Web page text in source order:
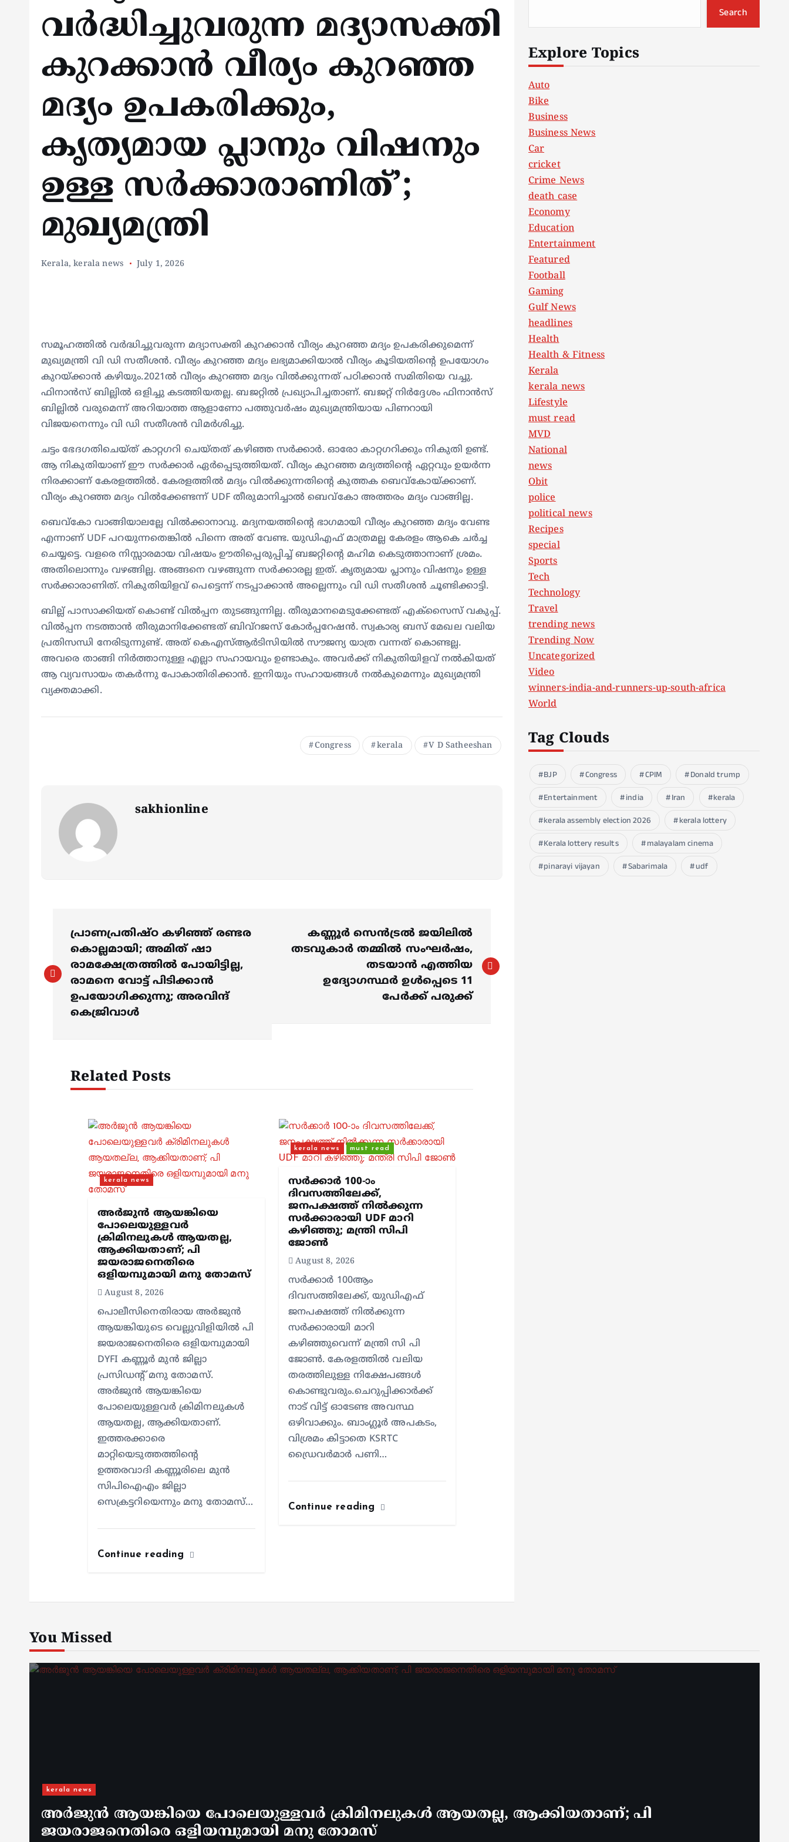
വർദ്ധിച്ചുവരുന്ന മദ്യാസക്തി
കുറക്കാൻ വീര്യം കുറഞ്ഞ
മദ്യം ഉപകരിക്കും,
കൃത്യമായ പ്ലാനും വിഷനും
ഉള്ള സർക്കാരാണിത്’;
മുഖ്യമന്ത്രി
Kerala,kerala news July 1, 2026
സമൂഹത്തിൽ വർദ്ധിച്ചുവരുന്ന മദ്യാസക്തി കുറക്കാൻ വീര്യം കുറഞ്ഞ മദ്യം ഉപകരിക്കുമെന്ന്
മുഖ്യമന്ത്രി വി ഡി സതീശൻ. വീര്യം കുറഞ്ഞ മദ്യം ലഭ്യമാക്കിയാൽ വീര്യം കൂടിയതിന്റെ ഉപയോഗം
കുറയ്ക്കാൻ കഴിയും.2021ൽ വീര്യം കുറഞ്ഞ മദ്യം വിൽക്കുന്നത് പഠിക്കാൻ സമിതിയെ വച്ചു.
ഫിനാൻസ് ബില്ലിൽ ഒളിച്ചു കടത്തിയതല്ല. ബജറ്റിൽ പ്രഖ്യാപിച്ചതാണ്. ബജറ്റ് നിർദ്ദേശം ഫിനാൻസ്
ബില്ലിൽ വരുമെന്ന് അറിയാത്ത ആളാണോ പത്തുവർഷം മുഖ്യമന്ത്രിയായ പിണറായി
വിജയനെന്നും വി ഡി സതീശൻ വിമർശിച്ചു.
ചട്ടം ഭേദഗതിചെയ്ത് കാറ്റഗറി ചെയ്തത് കഴിഞ്ഞ സർക്കാർ. ഓരോ കാറ്റഗറിക്കും നികുതി ഉണ്ട്.
ആ നികുതിയാണ് ഈ സർക്കാർ ഏർപ്പെടുത്തിയത്. വീര്യം കുറഞ്ഞ മദ്യത്തിന്റെ ഏറ്റവും ഉയർന്ന
നിരക്കാണ് കേരളത്തിൽ. കേരളത്തിൽ മദ്യം വിൽക്കുന്നതിൻ്റെ കുത്തക ബെവ്കോയ്ക്കാണ്.
വീര്യം കുറഞ്ഞ മദ്യം വിൽക്കേണ്ടന്ന് UDF തീരുമാനിച്ചാൽ ബെവ്കോ അത്തരം മദ്യം വാങ്ങില്ല.
ബെവ്കോ വാങ്ങിയാലല്ലേ വിൽക്കാനാവു. മദ്യനയത്തിന്റെ ഭാഗമായി വീര്യം കുറഞ്ഞ മദ്യം വേണ്ട
എന്നാണ് UDF പറയുന്നതെങ്കിൽ പിന്നെ അത് വേണ്ട. യുഡിഎഫ് മാത്രമല്ല കേരളം ആകെ ചർച്ച
ചെയ്യട്ടെ. വളരെ നിസ്സാരമായ വിഷയം ഊതിപ്പെരുപ്പിച്ച് ബജറ്റിൻ്റെ മഹിമ കെടുത്താനാണ് ശ്രമം.
അതിലൊന്നും വഴങ്ങില്ല. അങ്ങനെ വഴങ്ങുന്ന സർക്കാരല്ല ഇത്. കൃത്യമായ പ്ലാനും വിഷനും ഉള്ള
സർക്കാരാണിത്. നികുതിയിളവ് പെട്ടെന്ന് നടപ്പാക്കാൻ അല്ലെന്നും വി ഡി സതീശൻ ചൂണ്ടിക്കാട്ടി.
ബില്ല് പാസാക്കിയത് കൊണ്ട് വിൽപ്പന തുടങ്ങുന്നില്ല. തീരുമാനമെടുക്കേണ്ടത് എക്സൈസ് വകുപ്പ്.
വിൽപ്പന നടത്താൻ തീരുമാനിക്കേണ്ടത് ബിവ്റജസ് കോർപ്പറേഷൻ. സ്വകാര്യ ബസ് മേഖല വലിയ
പ്രതിസന്ധി നേരിടുന്നുണ്ട്. അത് കെഎസ്ആർടിസിയിൽ സൗജന്യ യാത്ര വന്നത് കൊണ്ടല്ല.
അവരെ താങ്ങി നിർത്താനുള്ള എല്ലാ സഹായവും ഉണ്ടാകും. അവർക്ക് നികുതിയിളവ് നൽകിയത്
ആ വ്യവസായം തകർന്നു പോകാതിരിക്കാൻ. ഇനിയും സഹായങ്ങൾ നൽകുമെന്നും മുഖ്യമന്ത്രി
വ്യക്തമാക്കി.
Congress kerala V D Satheeshan
sakhionline
o
s
പ്രാണപ്രതിഷ്ഠ കഴിഞ്ഞ് രണ്ടര
കൊല്ലമായി; അമിത് ഷാ
രാമക്ഷേത്രത്തിൽ പോയിട്ടില്ല,
രാമനെ വോട്ട് പിടിക്കാൻ
ഉപയോഗിക്കുന്നു; അരവിന്ദ്
കെജ്രിവാൾ
കണ്ണൂർ സെൻട്രൽ ജയിലിൽ
തടവുകാർ തമ്മിൽ സംഘർഷം,
തടയാൻ എത്തിയ
ഉദ്യോഗസ്ഥർ ഉൾപ്പെടെ 11
പേർക്ക് പരുക്ക്
Related Posts
kerala news
അർജുൻ ആയങ്കിയെ
പോലെയുള്ളവർ
ക്രിമിനലുകൾ ആയതല്ല,
ആക്കിയതാണ്; പി
ജയരാജനെതിരെ
ഒളിയമ്പുമായി മനു തോമസ്
August 8, 2026
പൊലീസിനെതിരായ അർജുൻ
ആയങ്കിയുടെ വെല്ലുവിളിയിൽ പി
ജയരാജനെതിരെ ഒളിയമ്പുമായി
DYFI കണ്ണൂർ മുൻ ജില്ലാ
പ്രസിഡന്റ് മനു തോമസ്.
അർജുൻ ആയങ്കിയെ
പോലെയുള്ളവർ ക്രിമിനലുകൾ
ആയതല്ല, ആക്കിയതാണ്.
ഇത്തരക്കാരെ
മാറ്റിയെടുത്തത്തിന്റെ
ഉത്തരവാദി കണ്ണൂരിലെ മുൻ
സിപിഐഎം ജില്ലാ
സെക്രട്ടറിയെന്നും മനു തോമസ്…
Continue reading
kerala news must read
സർക്കാർ 100-ാം
ദിവസത്തിലേക്ക്,
ജനപക്ഷത്ത് നിൽക്കുന്ന
സർക്കാരായി UDF മാറി
കഴിഞ്ഞു; മന്ത്രി സിപി
ജോൺ
August 8, 2026
സർക്കാർ 100ആം
ദിവസത്തിലേക്ക്, യുഡിഎഫ്
ജനപക്ഷത്ത് നിൽക്കുന്ന
സർക്കാരായി മാറി
കഴിഞ്ഞുവെന്ന് മന്ത്രി സി പി
ജോൺ. കേരളത്തിൽ വലിയ
തരത്തിലുള്ള നിക്ഷേപങ്ങൾ
കൊണ്ടുവരും.ചെറുപ്പിക്കാർക്ക്
നാട് വിട്ട് ഓടേണ്ട അവസ്ഥ
ഒഴിവാക്കും. ബാംഗ്ലൂർ അപകടം,
വിശ്രമം കിട്ടാതെ KSRTC
ഡ്രൈവർമാർ പണി…
Continue reading
Search
Explore Topics
Auto
Bike
Business
Business News
Car
cricket
Crime News
death case
Economy
Education
Entertainment
Featured
Football
Gaming
Gulf News
headlines
Health
Health & Fitness
Kerala
kerala news
Lifestyle
must read
MVD
National
news
Obit
police
political news
Recipes
special
Sports
Tech
Technology
Travel
trending news
Trending Now
Uncategorized
Video
winners-india-and-runners-up-south-africa
World
Tag Clouds
BJP Congress CPIM
Donald trump
Entertainment
india Iran
kerala
kerala assembly election 2026
kerala lottery
Kerala lottery results
malayalam cinema
pinarayi vijayan
Sabarimala udf
You Missed
kerala news
അർജുൻ ആയങ്കിയെ പോലെയുള്ളവർ ക്രിമിനലുകൾ ആയതല്ല, ആക്കിയതാണ്; പി
ജയരാജനെതിരെ ഒളിയമ്പുമായി മനു തോമസ്